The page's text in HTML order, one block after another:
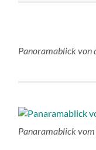
Panoramablick von
Panaramablick